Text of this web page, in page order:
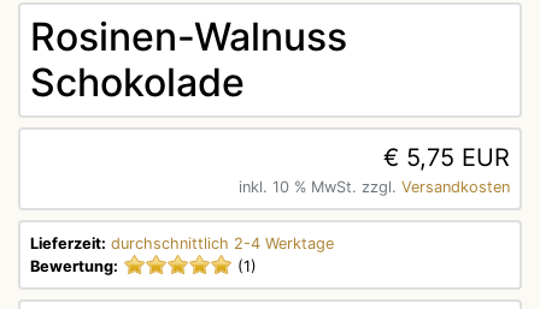
Rosinen-Walnuss
Schokolade
€ 5,75 EUR
inkl. 10 % MwSt. zzgl. Versandkosten
Lieferzeit: durchschnittlich 2-4 Werktage
Bewertung:
(1)